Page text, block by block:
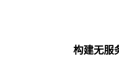
构建无服